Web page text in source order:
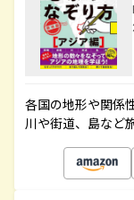
各国の地形や関係
川や街道、島など